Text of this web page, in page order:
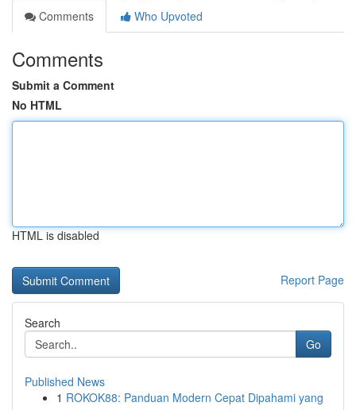
Comments
Who Upvoted
Comments
Submit a Comment
No HTML
HTML is disabled
Report Page
Search
Go
Published News
1 ROKOK88: Panduan Modern Cepat Dipahami yang